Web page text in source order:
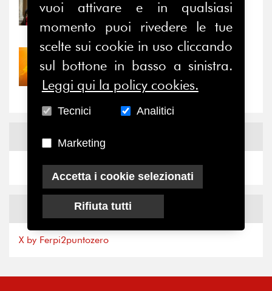
Prima della pausa estiva,
il valore di...
30/07/2026
Nove anni dopo la
“grande cecità”: la...
News
News
X by Ferpi2puntozero
vuoi attivare e in qualsiasi
momento puoi rivedere le tue
scelte sui cookie in uso cliccando
sul bottone in basso a sinistra.
Leggi qui la policy cookies.
Tecnici Analitici
Marketing
Accetta i cookie selezionati
Rifiuta tutti